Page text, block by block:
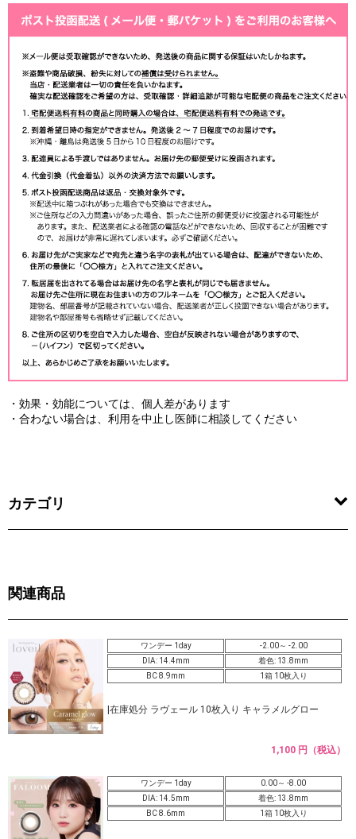
・効果・効能については、個人差があります
・合わない場合は、利用を中止し医師に相談してください
カテゴリ
関連商品
ワンデー 1day
-2.00～ -2.00
DIA: 14.4mm
着色: 13.8mm
BC 8.9mm
1箱 10枚入り
|在庫処分 ラヴェール 10枚入り キャラメルグロー
1,100 円（税込）
ワンデー 1day
0.00～ -8.00
DIA: 14.5mm
着色: 13.8mm
BC 8.6mm
1箱 10枚入り